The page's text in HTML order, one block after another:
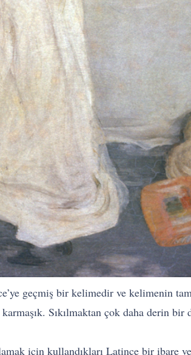
geçmiş bir kelimedir ve kelimenin tam
Sıkılmaktan çok daha derin bir
için kullandıkları Latince bir ibare